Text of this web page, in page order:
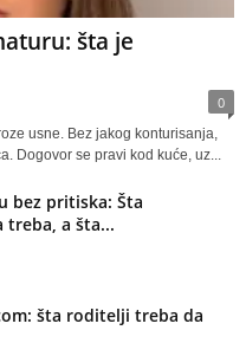
šta je
0
usne. Bez jakog konturisanja,
Dogovor se pravi kod kuće, uz...
bez pritiska: Šta
treba, a šta...
šta roditelji treba da